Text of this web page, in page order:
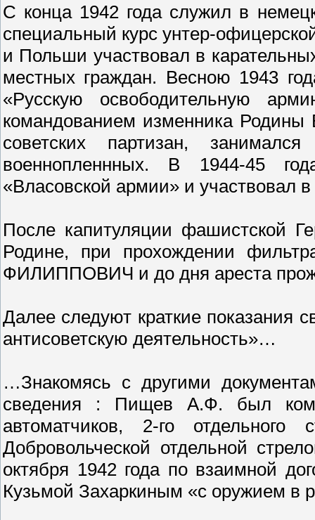
С конца 1942 года служил в
специальный курс унтер-
и Польши участвовал в
местных граждан. Весною 1943
«Русскую освободительную
командованием изменника Родины
советских партизан,
военнопленнных. В 1944-45
«Власовской армии» и участвовал в
После капитуляции фашистской
Родине, при прохождении
ФИЛИППОВИЧ и до дня ареста
Далее следуют краткие показания
антисоветскую деятельность»…
…Знакомясь с другими
сведения : Пищев А.Ф. был
автоматчиков, 2-го отдельного
Добровольческой отдельной
октября 1942 года по взаимной
Кузьмой Захаркиным «с оружием в